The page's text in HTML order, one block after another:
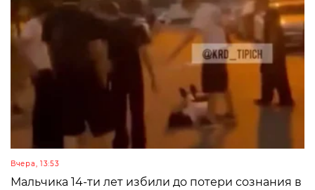
Вчера, 13:53
Мальчика 14-ти лет избили до потери сознания в